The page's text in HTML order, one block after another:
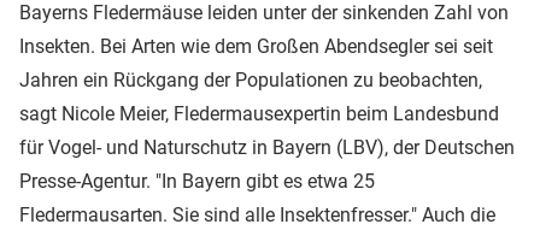
Bayerns Fledermäuse leiden unter der sinkenden Zahl von
Insekten. Bei Arten wie dem Großen Abendsegler sei seit
Jahren ein Rückgang der Populationen zu beobachten,
sagt Nicole Meier, Fledermausexpertin beim Landesbund
für Vogel- und Naturschutz in Bayern (LBV), der Deutschen
Presse-Agentur. "In Bayern gibt es etwa 25
Fledermausarten. Sie sind alle Insektenfresser." Auch die